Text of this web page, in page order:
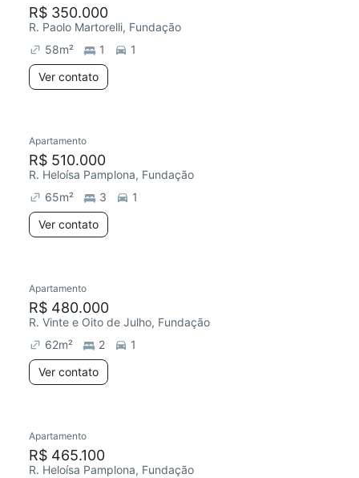
R$ 350.000
R. Paolo Martorelli, Fundação
58m² 1
1
Ver contato
Redecorar
Apartamento
R$ 510.000
R. Heloísa Pamplona, Fundação
65m² 3
1
Ver contato
Redecorar
Apartamento
R$ 480.000
R. Vinte e Oito de Julho, Fundação
62m² 2
1
Ver contato
Redecorar
Apartamento
R$ 465.100
R. Heloísa Pamplona, Fundação